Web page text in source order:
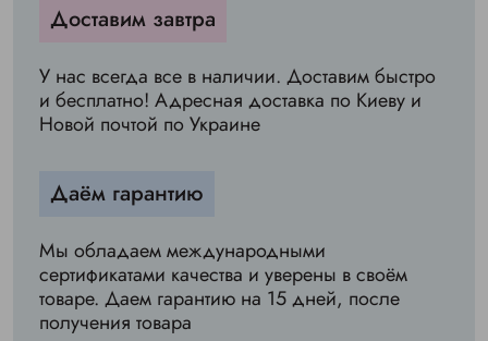
Доставим завтра
У нас всегда все в наличии. Доставим быстро
и бесплатно! Адресная доставка по Киеву и
Новой почтой по Украине
Даём гарантию
Мы обладаем международными
сертификатами качества и уверены в своём
товаре. Даем гарантию на 15 дней, после
получения товара